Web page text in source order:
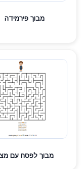
מבוך פירמידה
מבוך לפסח עם